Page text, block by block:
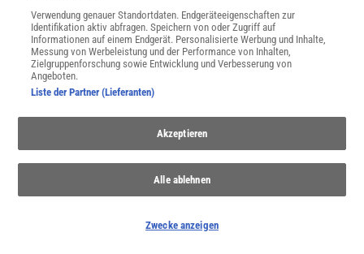
Sie können unsere Newsletter jederzeit wieder abbestellen. Infos zu unserem Umgang
mit Ihren personenbezogenen Daten finden Sie in unserer
Datenschutzerklärung
SERVICES
Verträge kündigen
Verwendung genauer Standortdaten. Endgeräteeigenschaften zur
Identifikation aktiv abfragen. Speichern von oder Zugriff auf
Informationen auf einem Endgerät. Personalisierte Werbung und Inhalte,
Messung von Werbeleistung und der Performance von Inhalten,
Zielgruppenforschung sowie Entwicklung und Verbesserung von
Angeboten.
Liste der Partner (Lieferanten)
Akzeptieren
Alle ablehnen
Zwecke anzeigen